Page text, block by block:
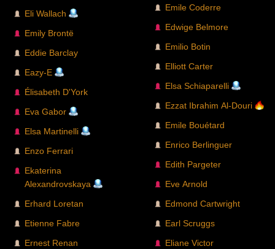
Eli Wallach
Emily Brontë
Eddie Barclay
Eazy-E
Élisabeth D'York
Eva Gabor
Elsa Martinelli
Enzo Ferrari
Ekaterina
Alexandrovskaya
Erhard Loretan
Etienne Fabre
Ernest Renan
Emile Coderre
Edwige Belmore
Emilio Botin
Elliott Carter
Elsa Schiaparelli
Ezzat Ibrahim Al-Douri
Emile Bouétard
Enrico Berlinguer
Edith Pargeter
Eve Arnold
Edmond Cartwright
Earl Scruggs
Eliane Victor